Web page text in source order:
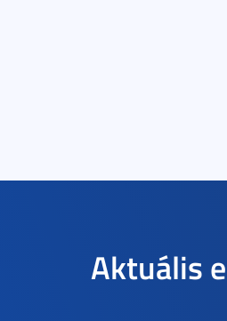
Aktuális